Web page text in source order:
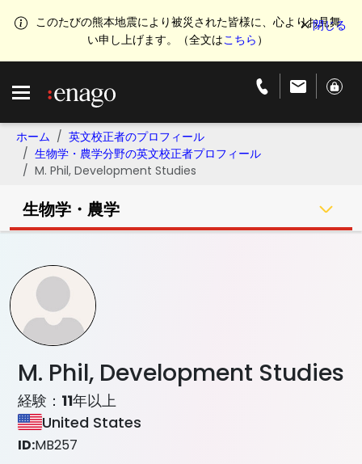
このたびの熊本地震により被災された皆様に、心よりお見舞
い申し上げます。（全文はこちら ）
ホーム
英文校正者のプロフィール
生物学・農学分野の英文校正者プロフィール
M. Phil, Development Studies
生物学・農学
M. Phil, Development Studies
経験： 11年以上
United States
ID:MB257